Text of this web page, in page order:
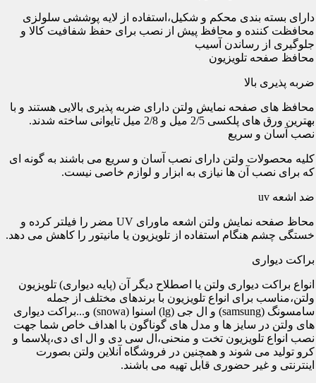
دارای بسته بندی محکم و شکیل،استفاده از لایه پوششی سلولزی
محافظت کننده و محافظ پیش از نصب برای حفظ شفافیت کالا و
جلوگیری از رساندن آسیب
محافظ صفحه تلویزیون
ضربه پذیری بالا
محافظ های صفحه نمایش ولتن دارای ضربه پذیری بالایی هستند و با
بهترین ورق های پلکسی 2/5 میل و 2/8 میل تایوانی ساخته شدند.
نصب آسان و سریع
کلیه محصولات ولتن دارای نصب آسان و سریع می باشند به گونه ای
که برای نصب آن ها نیازی به ابزار و لوازم خاصی نیست.
ضد اشعه uv
محاظ صفحه نمایش ولتن اشعه ماورای UV مضر را فیلتر کرده و
خستگی چشم هنگام استفاده از تلویزیون یا مانیتور را کاهش می دهد.
براکت دیواری
انواع براکت دیواری ولتن یا اصطلاح دیگر آن (پایه دیواری) تلویزیون
ولتن،مناسب برای انواع تلویزیون با برندهای مختلف از جمله
سامسونگ (samsung) و ال جی (lg) اسنوا (snowa) و...براکت دیواری
های ولتن در سایز ها و مدل های گوناگون با اهداف خاص شما جهت
نصب انواع تلویزیون تخت و منحنی،ال سی دی و ال ای دی،پلاسما و
کرو تولید می شوند و همچنین در فروشگاه آنلاین ولتن بصورت
اینترنتی و غیر حضوری قابل تهیه می باشند.